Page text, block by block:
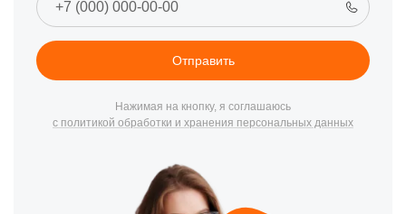
Отправить
Нажимая на кнопку, я соглашаюсь
с политикой обработки и хранения персональных данных